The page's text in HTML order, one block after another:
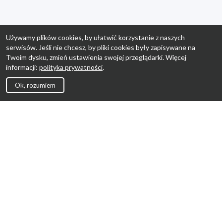
Używamy plików cookies, by ułatwić korzystanie z naszych
serwisów. Jeśli nie chcesz, by pliki cookies były zapisywane na
Twoim dysku, zmień ustawienia swojej przeglądarki. Więcej
informacji: polityka prywatności.
Ok, rozumiem